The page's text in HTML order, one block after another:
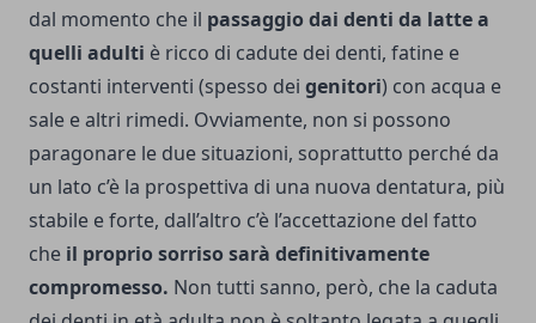
dal momento che il passaggio dai denti da latte a
quelli adulti è ricco di cadute dei denti, fatine e
costanti interventi (spesso dei genitori) con acqua e
sale e altri rimedi. Ovviamente, non si possono
paragonare le due situazioni, soprattutto perché da
un lato c’è la prospettiva di una nuova dentatura, più
stabile e forte, dall’altro c’è l’accettazione del fatto
che il proprio sorriso sarà definitivamente
compromesso. Non tutti sanno, però, che la caduta